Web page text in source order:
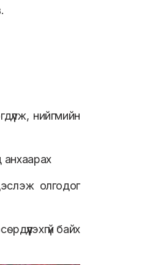
нийгмийн
анхаарах
олгодог
байх